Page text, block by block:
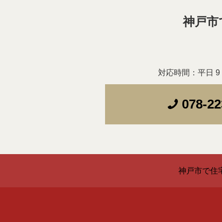
神戸市
対応時間：平日
078-
神戸市で住